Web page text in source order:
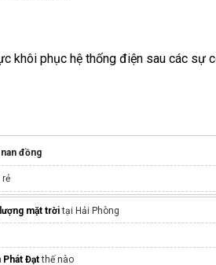
khôi phục hệ thống điện sau các sự
đồng
rẻ
uy tín, giá rẻ nhất
theo giờ
alu
mặt trờitại Hải Phòng
Phát Đạtthế nào